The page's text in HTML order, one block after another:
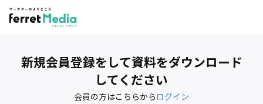
新規会員登録をして資料をダウンロード
してください
会員の方はこちらからログイン